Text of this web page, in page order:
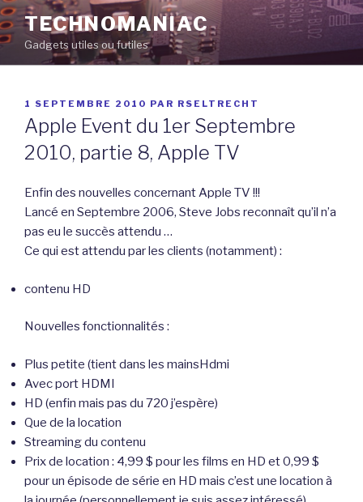
Aller
au
contenu
principal
TECHNOMANIAC
Gadgets utiles ou futiles
PUBLIÉ
LE
1 SEPTEMBRE 2010 PAR RSELTRECHT
Apple Event du 1er Septembre
2010, partie 8, Apple TV
Enfin des nouvelles concernant Apple TV !!!
Lancé en Septembre 2006, Steve Jobs reconnaît qu’il n’a
pas eu le succès attendu …
Ce qui est attendu par les clients (notamment) :
contenu HD
Nouvelles fonctionnalités :
Plus petite (tient dans les mainsHdmi
Avec port HDMI
HD (enfin mais pas du 720 j’espère)
Que de la location
Streaming du contenu
Prix de location : 4,99 $ pour les films en HD et 0,99 $
pour un épisode de série en HD mais c’est une location à